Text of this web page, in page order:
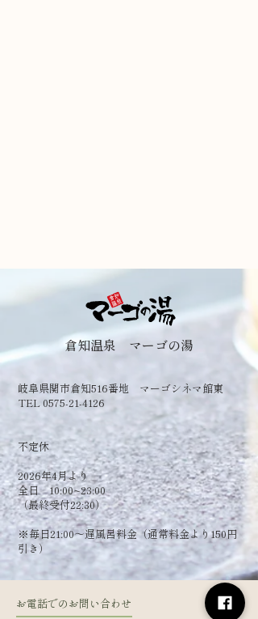
倉知温泉 マーゴの湯
岐阜県関市倉知516番地 マーゴシネマ館東
TEL 0575-21-4126
​不定休
2026年4月より
全日 10:00~23:00
（最終受付22:30）
​※毎日21:00～遅風呂料金（通常料金より150円
引き）
お電話でのお問い合わせ